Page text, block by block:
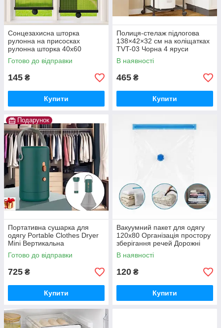
Сонцезахисна шторка
рулонна на присосках
рулонна шторка 40x60
Шторка-ролет від соло
рулонна шторка
Готово до відправки
145 ₴
Купити
Полиця-стелаж підлогова
138×42×32 см на коліщатках
TVT-03 Чорна 4 яруси
В наявності
465 ₴
Купити
Подарунок
Портативна сушарка для
одягу Portable Clothes Dryer
Mini Вертикальна
електросушарка для одягу
Готово до відправки
725 ₴
Купити
Вакуумний пакет для одягу
120x80 Організація простору
зберігання речей Дорожні
пакети для речей 80x60
В наявності
120 ₴
Купити